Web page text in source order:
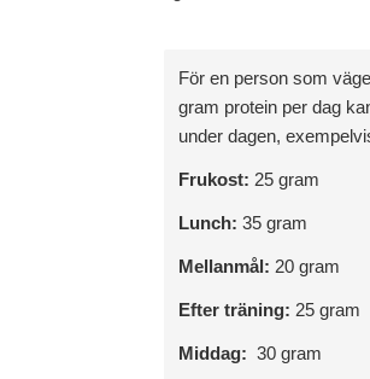
För en person som
gram protein per dag
under dagen,
Frukost: 25 gram
Lunch: 35 gram
Mellanmål: 20 gram
Efter träning: 25 gram
Middag: 30 gram